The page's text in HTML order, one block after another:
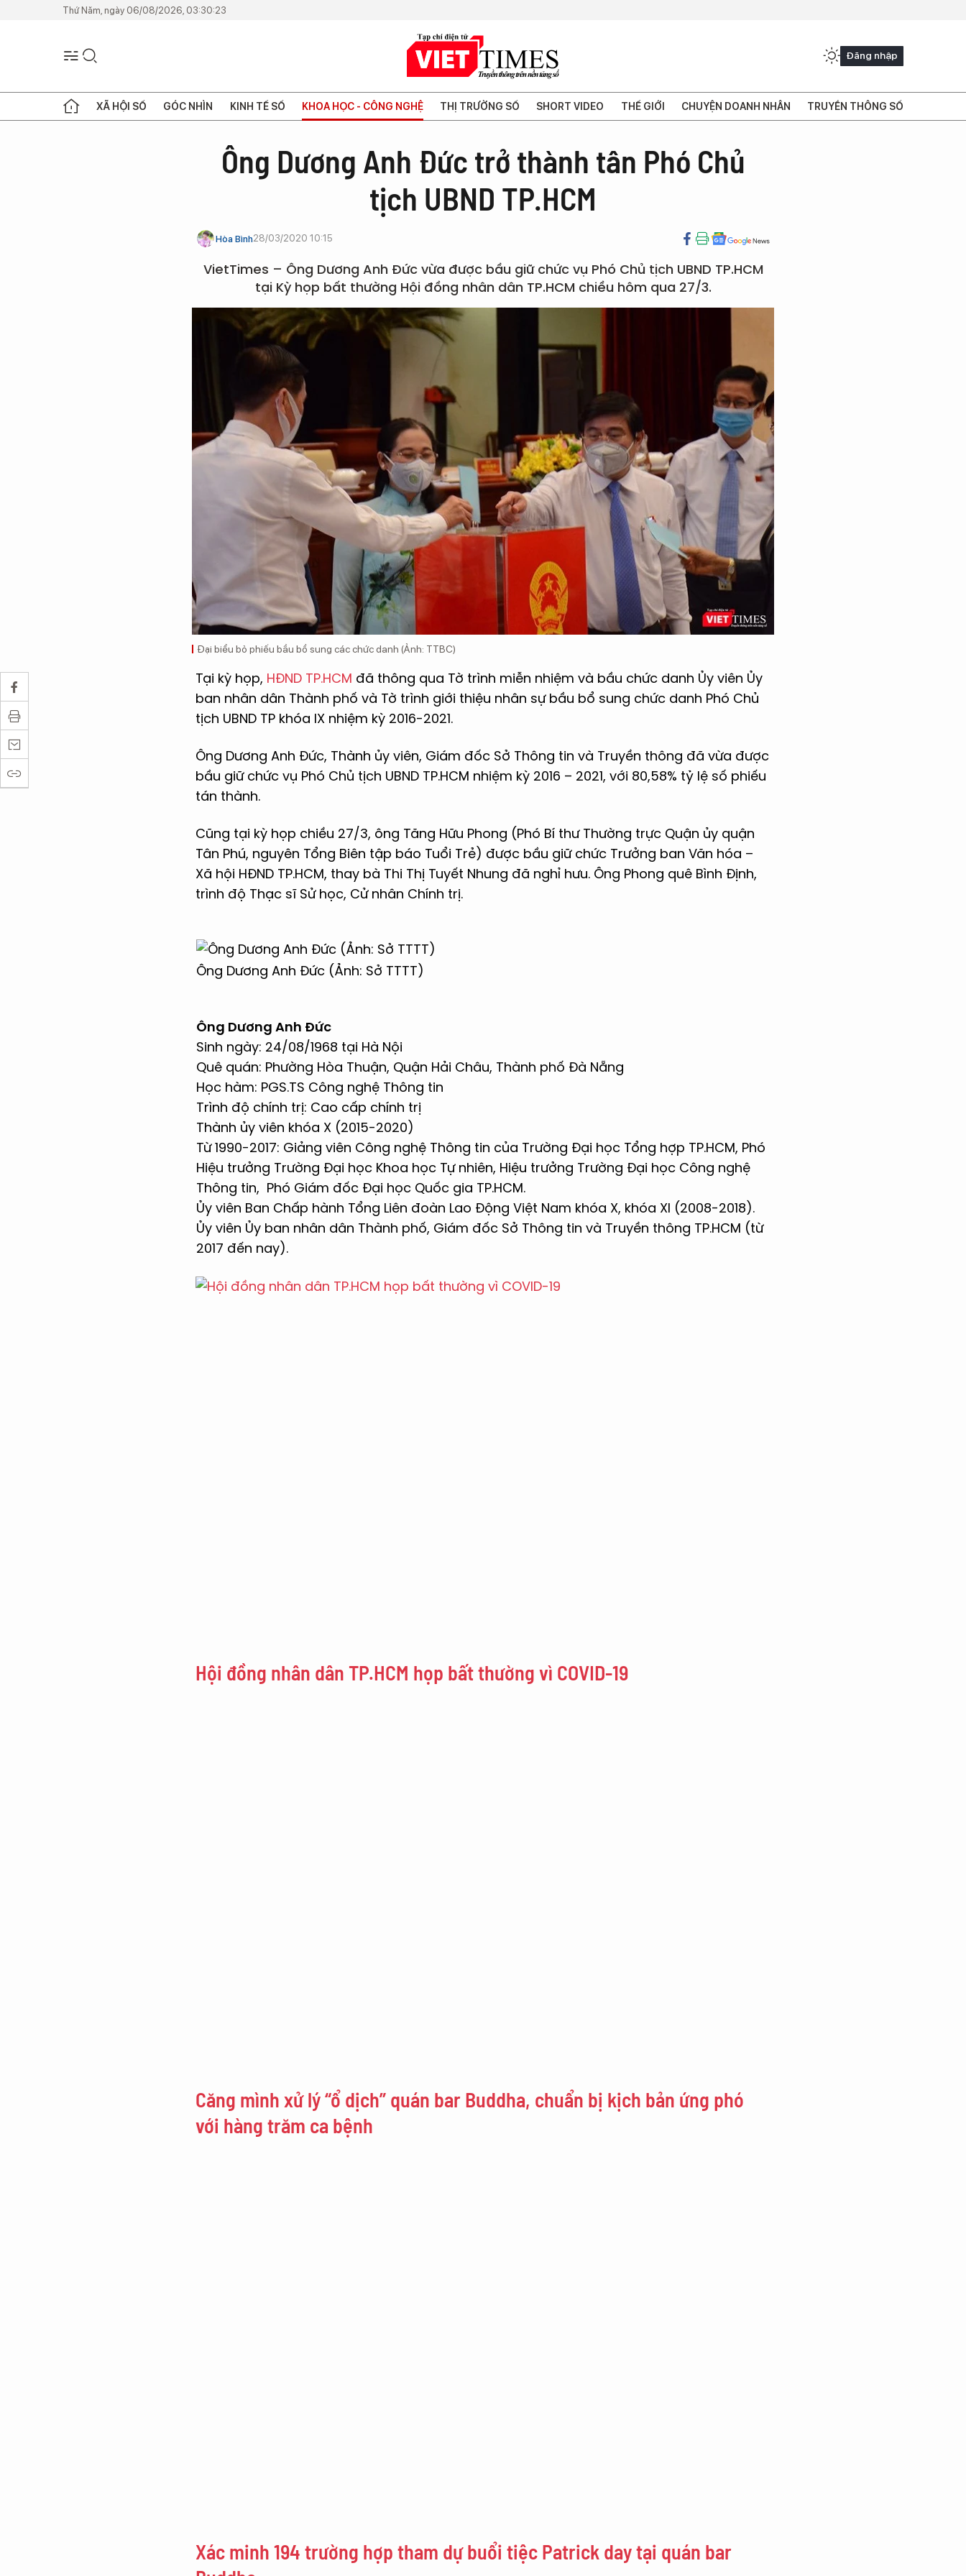
Thứ Năm, ngày 06/08/2026, 03:30:23
Đăng nhập
XÃ HỘI SỐ GÓC NHÌN KINH TẾ SỐ KHOA HỌC - CÔNG NGHỆ THỊ TRƯỜNG SỐ SHORT VIDEO THẾ GIỚI CHUYỆN DOANH NHÂN TRUYỀN THÔNG SỐ
Ông Dương Anh Đức trở thành tân Phó Chủ
tịch UBND TP.HCM
Hòa Bình28/03/2020 10:15
VietTimes – Ông Dương Anh Đức vừa được bầu giữ chức vụ Phó Chủ tịch UBND TP.HCM
tại Kỳ họp bất thường Hội đồng nhân dân TP.HCM chiều hôm qua 27/3.
Đại biểu bỏ phiếu bầu bổ sung các chức danh (Ảnh: TTBC)
Tại kỳ họp, HĐND TP.HCM đã thông qua Tờ trình miễn nhiệm và bầu chức danh Ủy viên Ủy
ban nhân dân Thành phố và Tờ trình giới thiệu nhân sự bầu bổ sung chức danh Phó Chủ
tịch UBND TP khóa IX nhiệm kỳ 2016-2021.
Ông Dương Anh Đức, Thành ủy viên, Giám đốc Sở Thông tin và Truyền thông đã vừa được
bầu giữ chức vụ Phó Chủ tịch UBND TP.HCM nhiệm kỳ 2016 – 2021, với 80,58% tỷ lệ số phiếu
tán thành.
Cũng tại kỳ họp chiều 27/3, ông Tăng Hữu Phong (Phó Bí thư Thường trực Quận ủy quận
Tân Phú, nguyên Tổng Biên tập báo Tuổi Trẻ) được bầu giữ chức Trưởng ban Văn hóa –
Xã hội HĐND TP.HCM, thay bà Thi Thị Tuyết Nhung đã nghỉ hưu. Ông Phong quê Bình Định,
trình độ Thạc sĩ Sử học, Cử nhân Chính trị.
Ông Dương Anh Đức (Ảnh: Sở TTTT)
Ông Dương Anh Đức
Sinh ngày: 24/08/1968 tại Hà Nội
Quê quán: Phường Hòa Thuận, Quận Hải Châu, Thành phố Đà Nẵng
Học hàm: PGS.TS Công nghệ Thông tin
Trình độ chính trị: Cao cấp chính trị
Thành ủy viên khóa X (2015-2020)
Từ 1990-2017: Giảng viên Công nghệ Thông tin của Trường Đại học Tổng hợp TP.HCM, Phó
Hiệu trưởng Trường Đại học Khoa học Tự nhiên, Hiệu trưởng Trường Đại học Công nghệ
Thông tin, Phó Giám đốc Đại học Quốc gia TP.HCM.
Ủy viên Ban Chấp hành Tổng Liên đoàn Lao Động Việt Nam khóa X, khóa XI (2008-2018).
Ủy viên Ủy ban nhân dân Thành phố, Giám đốc Sở Thông tin và Truyền thông TP.HCM (từ
2017 đến nay).
Hội đồng nhân dân TP.HCM họp bất thường vì COVID-19
Căng mình xử lý “ổ dịch” quán bar Buddha, chuẩn bị kịch bản ứng phó
với hàng trăm ca bệnh
Xác minh 194 trường hợp tham dự buổi tiệc Patrick day tại quán bar